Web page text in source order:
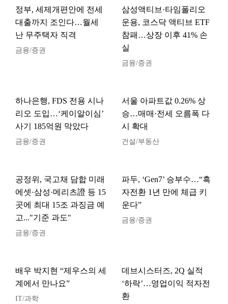
정부, 세제개편안에 전세
대출까지 조인다…월세
난 무주택자 직격
금융/증권
삼성액티브·타임폴리오
운용, 코스닥 액티브 ETF
참패…상장 이후 41% 손
실
금융/증권
하나은행, FDS 전용 시나
리오 도입…‘케이알이심’
사기 185억원 막았다
금융/증권
서울 아파트값 0.26% 상
승…매매·전세 오름폭 다
시 확대
건설/부동산
공정위, 국고채 담합 미래
에셋·삼성·메리츠證 등 15
곳에 최대 15조 과징금 예
고..."기준 과도"
금융/증권
파두, ‘Gen7’ 승부수…“흑
자전환 1년 만에 체급 키
운다”
금융/증권
배우 박지현 “제우스의 세
계에서 만나요”
IT/과학
데브시스터즈, 2Q 실적
‘하락’…영업이익 적자전
환